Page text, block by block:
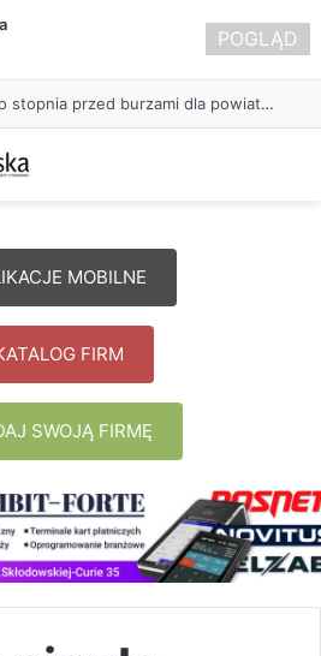
Ostrzeżenie drugiego stopnia przed burzami dla powiatu radomszczańskiego
MOBILNE
FIRM
SWOJĄ FIRMĘ
POGLĄD